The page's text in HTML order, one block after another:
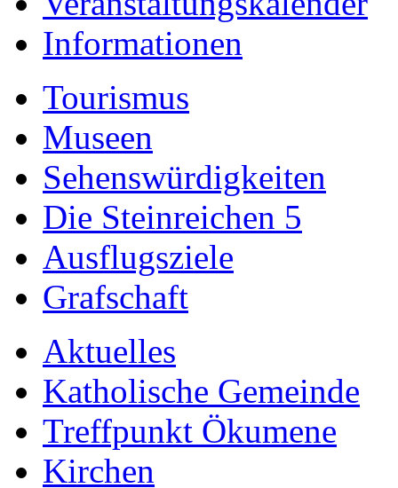
Informationen
Tourismus
Museen
Sehenswürdigkeiten
Die Steinreichen 5
Ausflugsziele
Grafschaft
Aktuelles
Katholische Gemeinde
Treffpunkt Ökumene
Kirchen